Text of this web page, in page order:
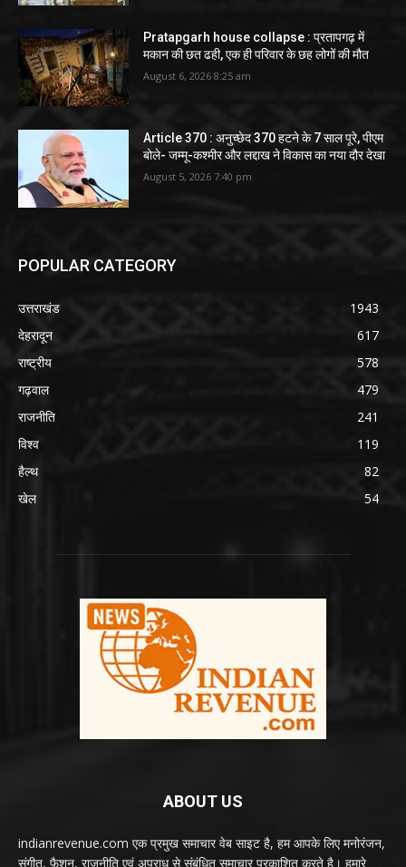
Pratapgarh house collapse : प्रतापगढ़ में
मकान की छत ढही, एक ही परिवार के छह लोगों की मौत
August 6, 2026 8:25 am
Article 370 : अनुच्छेद 370 हटने के 7 साल पूरे, पीएम
बोले- जम्मू-कश्मीर और लद्दाख ने विकास का नया दौर देखा
August 5, 2026 7:40 pm
POPULAR CATEGORY
उत्तराखंड
1943
देहरादून
617
राष्ट्रीय
578
गढ़वाल
479
राजनीति
241
विश्व
119
हैल्थ
82
खेल
54
ABOUT US
indianrevenue.com एक प्रमुख समाचार वेब साइट है, हम आपके लिए मनोरंजन,
संगीत, फैशन, राजनीति एवं अपराध से संबंधित समाचार प्रकाशित करते है। हमारे